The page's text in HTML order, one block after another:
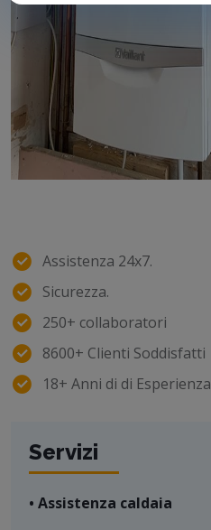
Assistenza 24x7.
Sicurezza.
250+ collaboratori
8600+ Clienti Soddisfatti
18+ Anni di di Esperienza
Servizi
• Assistenza caldaia